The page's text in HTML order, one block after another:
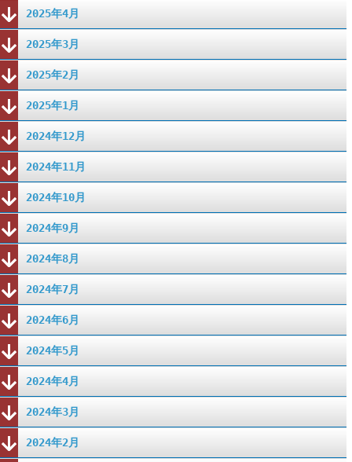
2025年4月
2025年3月
2025年2月
2025年1月
2024年12月
2024年11月
2024年10月
2024年9月
2024年8月
2024年7月
2024年6月
2024年5月
2024年4月
2024年3月
2024年2月